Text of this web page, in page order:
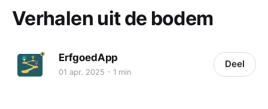
Verhalen uit de bodem
ErfgoedApp
01 apr. 2025 1 min
Deel